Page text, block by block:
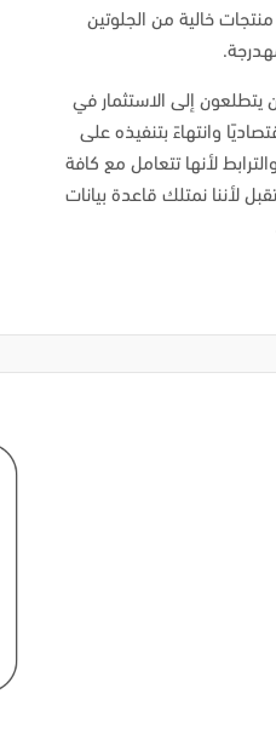
خالية من الجلوتين
إلى الاستثمار في
وانتهاءً بتنفيذه على
لأنها تتعامل مع كافة
لأننا نمتلك قاعدة بيانات